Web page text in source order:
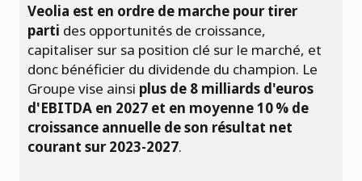
Veolia est en ordre de marche pour tirer
parti des opportunités de croissance,
capitaliser sur sa position clé sur le marché, et
donc bénéficier du dividende du champion. Le
Groupe vise ainsi plus de 8 milliards d'euros
d'EBITDA en 2027 et en moyenne 10 % de
croissance annuelle de son résultat net
courant sur 2023-2027.